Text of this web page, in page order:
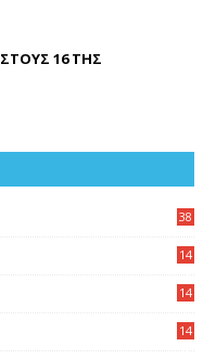
16 ΤΗΣ
38
14
14
14